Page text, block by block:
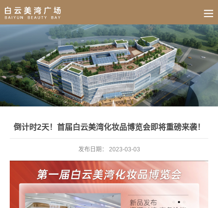
倒计时2天！首届白云美湾化妆品博览会即将重磅来袭！
发布日期： 2023-03-03